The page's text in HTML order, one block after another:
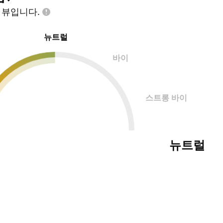
뷰입니다.
뉴트럴
바이
스트롱 바이
뉴트럴